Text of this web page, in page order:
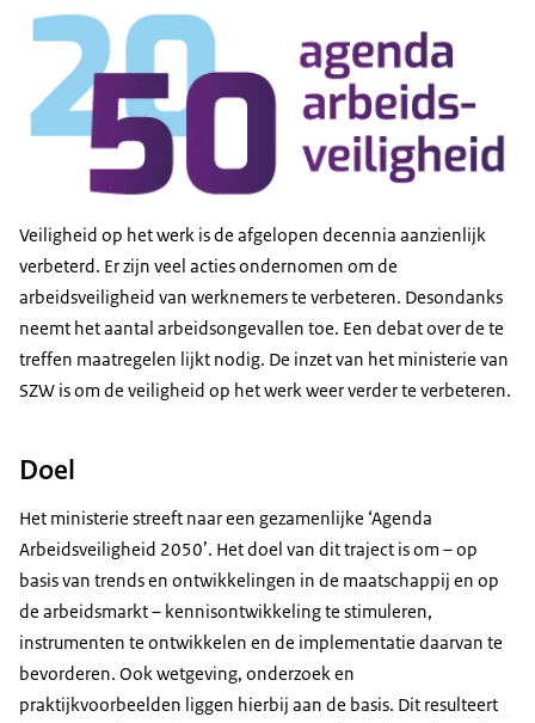
Veiligheid op het werk is de afgelopen decennia aanzienlijk
verbeterd. Er zijn veel acties ondernomen om de
arbeidsveiligheid van werknemers te verbeteren. Desondanks
neemt het aantal arbeidsongevallen toe. Een debat over de te
treffen maatregelen lijkt nodig. De inzet van het ministerie van
SZW is om de veiligheid op het werk weer verder te verbeteren.
Doel
Het ministerie streeft naar een gezamenlijke ‘Agenda
Arbeidsveiligheid 2050’. Het doel van dit traject is om – op
basis van trendsen ontwikkelingen in de maatschappij en op
de arbeidsmarkt – kennisontwikkeling te stimuleren,
instrumenten te ontwikkelen en de implementatie daarvan te
bevorderen. Ook wetgeving, onderzoek en
praktijkvoorbeelden liggen hierbij aan de basis. Dit resulteert